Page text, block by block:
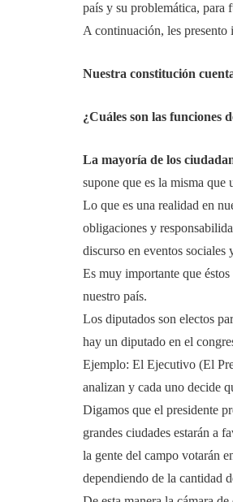
país y su problemática,
A continuación, les presento
Nuestra constitución
¿Cuáles son las funciones
La mayoría de los
supone que es la misma
Lo que es una realidad en
obligaciones y
discurso en eventos
Es muy importante que
nuestro país.
Los diputados son electos
hay un diputado en el
Ejemplo: El Ejecutivo (El
analizan y cada uno decide
Digamos que el presidente
grandes ciudades estarán a
la gente del campo votarán
dependiendo de la cantidad